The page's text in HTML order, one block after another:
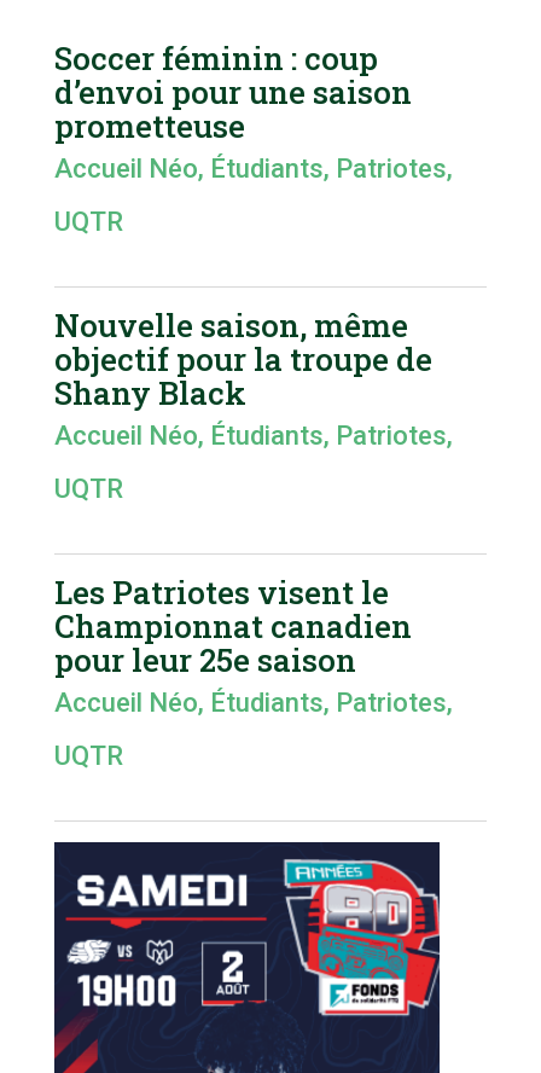
Soccer féminin : coup
d’envoi pour une saison
prometteuse
Accueil Néo, Étudiants, Patriotes,
UQTR
Nouvelle saison, même
objectif pour la troupe de
Shany Black
Accueil Néo, Étudiants, Patriotes,
UQTR
Les Patriotes visent le
Championnat canadien
pour leur 25e saison
Accueil Néo, Étudiants, Patriotes,
UQTR